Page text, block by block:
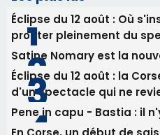
Les plus lus
Éclipse du 12 août : Où
profiter pleinement du
Satine Nomary est la
Éclipse du 12 août : la
d'un spectacle qui ne